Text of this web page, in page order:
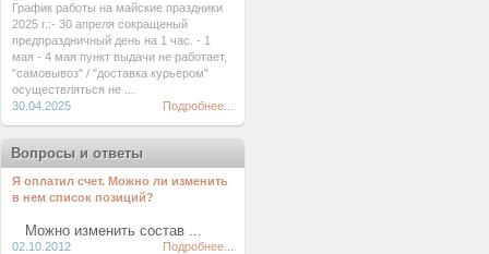
График работы на майские праздники
2025 г.:- 30 апреля сокращеный
предпраздничный день на 1 час. - 1
мая - 4 мая пункт выдачи не работает,
"самовывоз" / "доставка курьером"
осуществляться не ...
30.04.2025
Подробнее...
Вопросы и ответы
Я оплатил счет. Можно ли изменить
в нем список позиций?
Можно изменить состав ...
02.10.2012 Подробнее...